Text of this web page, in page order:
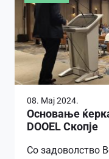
08. Мај 2024.
Основање
DOOEL Скопје
Со задоволство